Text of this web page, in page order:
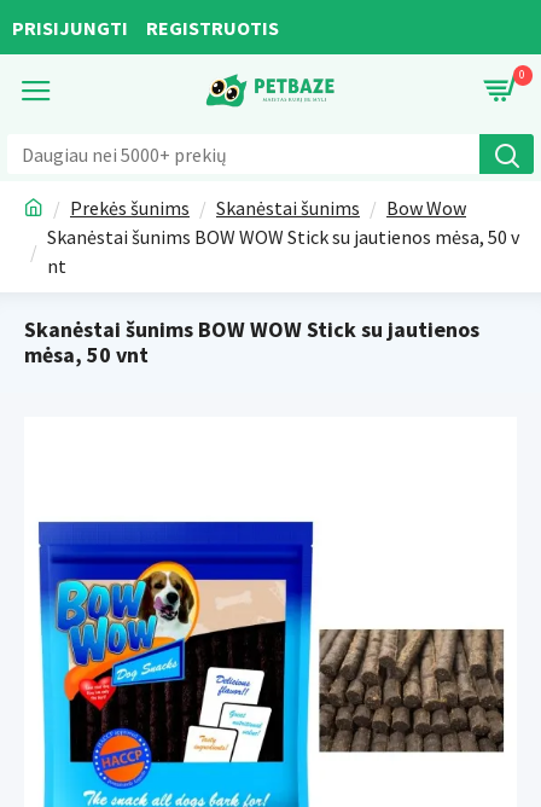
PRISIJUNGTI REGISTRUOTIS
0
Prekės šunims Skanėstai šunims
Bow Wow
Skanėstai šunims BOW WOW Stick su jautienos mėsa, 50 v
nt
Skanėstai šunims BOW WOW Stick su jautienos
mėsa, 50 vnt